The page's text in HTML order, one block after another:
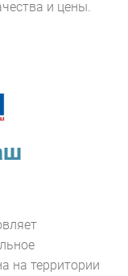
и цены.
на территории